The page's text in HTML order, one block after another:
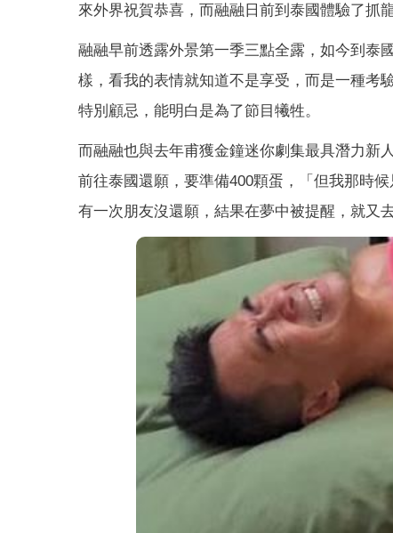
來外界祝賀恭喜，而融融日前到泰國體驗了抓
融融早前透露外景第一季三點全露，如今到泰
樣，看我的表情就知道不是享受，而是一種考
特別顧忌，能明白是為了節目犧牲。
而融融也與去年甫獲金鐘迷你劇集最具潛力新
前往泰國還願，要準備400顆蛋，「但我那時
有一次朋友沒還願，結果在夢中被提醒，就又去